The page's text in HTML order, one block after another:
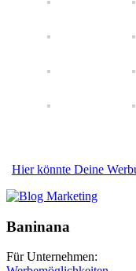
Hier könnte Deine
Baninana
Für Unternehmen: